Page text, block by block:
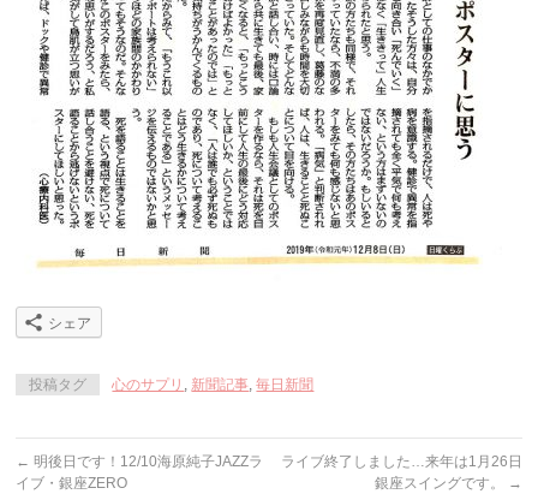
シェア
投稿タグ 心のサプリ , 新聞記事,毎日新聞
← 明後日です！12/10海原純子JAZZラ
イブ・銀座ZERO
ライブ終了しました…来年は1月26日
銀座スイングです。
→